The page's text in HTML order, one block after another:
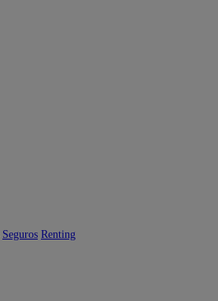
Seguros Renting